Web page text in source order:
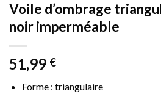
Voile d’ombrage
noir imperméable
51,99 €
Forme : triangulaire